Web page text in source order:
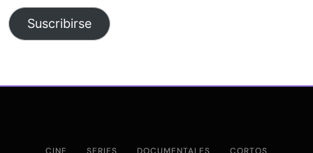
correo
electrónico
Suscribirse
CINE SERIES DOCUMENTALES CORTOS